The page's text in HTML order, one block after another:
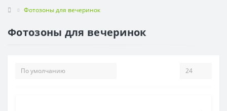
Фотозоны для вечеринок
Фотозоны для вечеринок